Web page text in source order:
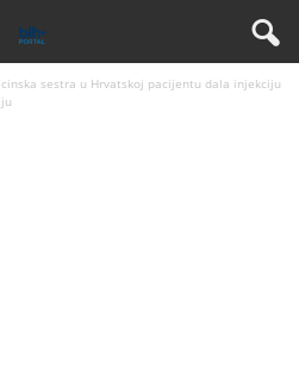
sestra u Hrvatskoj pacijentu dala injekciju